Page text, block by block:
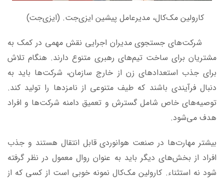
کارولین مک‌کال، مدیرعامل پیشین ایزی‌جت. (ایزی‌جت)
شرکت‌های جستجوی مدیران اجرایی نقش مهمی در کمک به
مشتریان برای ساخت تیم‌های رهبری متنوع دارند. هنگام تلاش
برای جذب استعدادهای زن از خارج سازمان، شرکت‌ها باید به
دنبال فرآیندی باشند که طیف متنوعی از نامزدها را تولید کند.
توصیه‌های خاص شامل گسترش و تعمیق دامنه شرکت‌ها و افراد
هدف می‌شود.
بیشتر مهارت‌ها در صنعت هوانوردی قابل انتقال هستند و جذب
افراد از بخش‌های دیگر باید به عنوان روال معمول در نظر گرفته
شود نه استثناء. کارولین مک‌کال نمونه خوبی است از کسی که از